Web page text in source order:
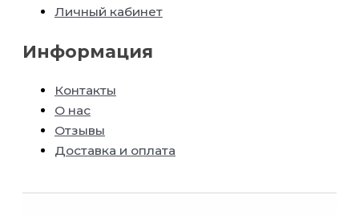
Личный кабинет
Информация
Контакты
О нас
Отзывы
Доставка и оплата